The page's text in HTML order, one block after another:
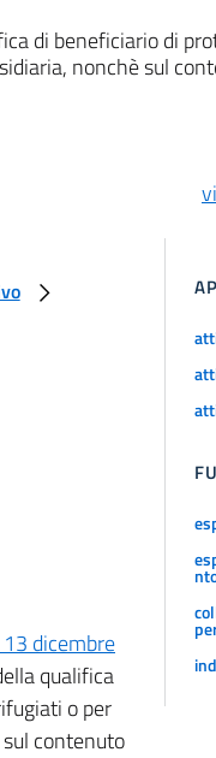
di beneficiario di
nonchè sul
dicembre
qualifica
o per
contenuto